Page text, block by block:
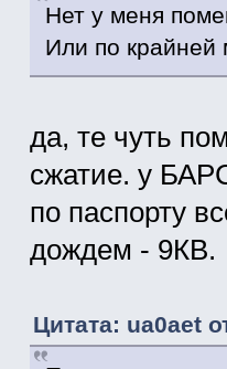
Нет у меня
Или по крайней
да, те чуть
сжатие. у
по паспорту
дождем - 9КВ.
Цитата: ua0aet